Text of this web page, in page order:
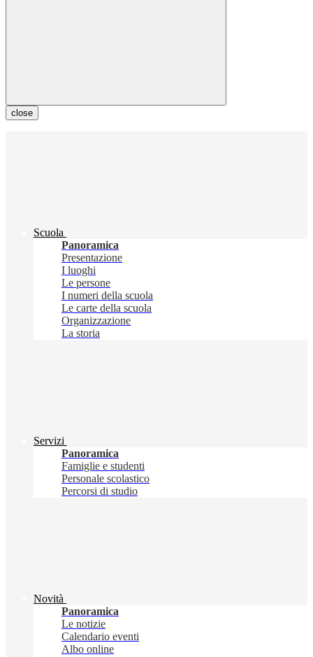
close
Scuola
Panoramica
Presentazione
I luoghi
Le persone
I numeri della scuola
Le carte della scuola
Organizzazione
La storia
Servizi
Panoramica
Famiglie e studenti
Personale scolastico
Percorsi di studio
Novità
Panoramica
Le notizie
Calendario eventi
Albo online